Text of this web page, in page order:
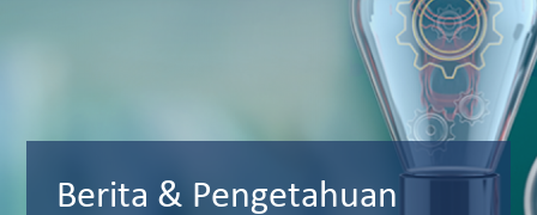
Berita & Pengetahuan